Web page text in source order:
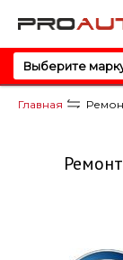
Выберите
Главная
Запись
Ваше имя
Ваш телефон
Запись
Ваше имя
Ваш телефон
Ваш вопрос?